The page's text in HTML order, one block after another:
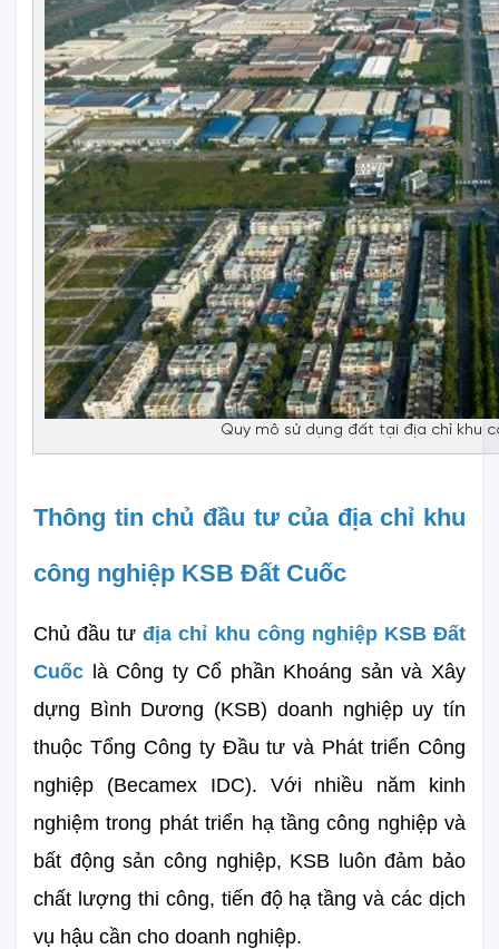
Quy mô sử dụng đất tại địa chỉ khu
Thông tin chủ đầu tư của địa chỉ khu
công nghiệp KSB Đất Cuốc
Chủ đầu tư địa chỉ khu công nghiệp KSB Đất
Cuốc là Công ty Cổ phần Khoáng sản và Xây
dựng Bình Dương (KSB) doanh nghiệp uy tín
thuộc Tổng Công ty Đầu tư và Phát triển Công
nghiệp (Becamex IDC). Với nhiều năm kinh
nghiệm trong phát triển hạ tầng công nghiệp và
bất động sản công nghiệp, KSB luôn đảm bảo
chất lượng thi công, tiến độ hạ tầng và các dịch
vụ hậu cần cho doanh nghiệp.